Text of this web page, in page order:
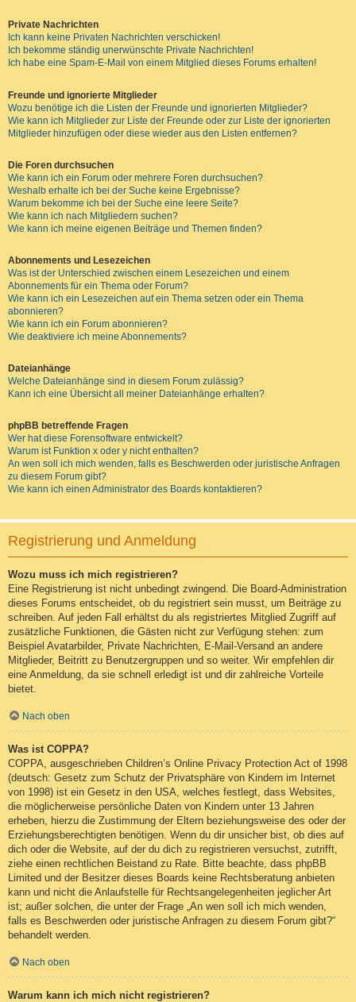
Private Nachrichten
Ich kann keine Privaten Nachrichten verschicken!
Ich bekomme ständig unerwünschte Private Nachrichten!
Ich habe eine Spam-E-Mail von einem Mitglied dieses Forums erhalten!
Freunde und ignorierte Mitglieder
Wozu benötige ich die Listen der Freunde und ignorierten Mitglieder?
Wie kann ich Mitglieder zur Liste der Freunde oder zur Liste der ignorierten
Mitglieder hinzufügen oder diese wieder aus den Listen entfernen?
Die Foren durchsuchen
Wie kann ich ein Forum oder mehrere Foren durchsuchen?
Weshalb erhalte ich bei der Suche keine Ergebnisse?
Warum bekomme ich bei der Suche eine leere Seite?
Wie kann ich nach Mitgliedern suchen?
Wie kann ich meine eigenen Beiträge und Themen finden?
Abonnements und Lesezeichen
Was ist der Unterschied zwischen einem Lesezeichen und einem
Abonnements für ein Thema oder Forum?
Wie kann ich ein Lesezeichen auf ein Thema setzen oder ein Thema
abonnieren?
Wie kann ich ein Forum abonnieren?
Wie deaktiviere ich meine Abonnements?
Dateianhänge
Welche Dateianhänge sind in diesem Forum zulässig?
Kann ich eine Übersicht all meiner Dateianhänge erhalten?
phpBB betreffende Fragen
Wer hat diese Forensoftware entwickelt?
Warum ist Funktion x oder y nicht enthalten?
An wen soll ich mich wenden, falls es Beschwerden oder juristische Anfragen
zu diesem Forum gibt?
Wie kann ich einen Administrator des Boards kontaktieren?
Registrierung und Anmeldung
Wozu muss ich mich registrieren?
Eine Registrierung ist nicht unbedingt zwingend. Die Board-Administration
dieses Forums entscheidet, ob du registriert sein musst, um Beiträge zu
schreiben. Auf jeden Fall erhältst du als registriertes Mitglied Zugriff auf
zusätzliche Funktionen, die Gästen nicht zur Verfügung stehen: zum
Beispiel Avatarbilder, Private Nachrichten, E-Mail-Versand an andere
Mitglieder, Beitritt zu Benutzergruppen und so weiter. Wir empfehlen dir
eine Anmeldung, da sie schnell erledigt ist und dir zahlreiche Vorteile
bietet.
Nach oben
Was ist COPPA?
COPPA, ausgeschrieben Children’s Online Privacy Protection Act of 1998
(deutsch: Gesetz zum Schutz der Privatsphäre von Kindern im Internet
von 1998) ist ein Gesetz in den USA, welches festlegt, dass Websites,
die möglicherweise persönliche Daten von Kindern unter 13 Jahren
erheben, hierzu die Zustimmung der Eltern beziehungsweise des oder der
Erziehungsberechtigten benötigen. Wenn du dir unsicher bist, ob dies auf
dich oder die Website, auf der du dich zu registrieren versuchst, zutrifft,
ziehe einen rechtlichen Beistand zu Rate. Bitte beachte, dass phpBB
Limited und der Besitzer dieses Boards keine Rechtsberatung anbieten
kann und nicht die Anlaufstelle für Rechtsangelegenheiten jeglicher Art
ist; außer solchen, die unter der Frage „An wen soll ich mich wenden,
falls es Beschwerden oder juristische Anfragen zu diesem Forum gibt?“
behandelt werden.
Nach oben
Warum kann ich mich nicht registrieren?